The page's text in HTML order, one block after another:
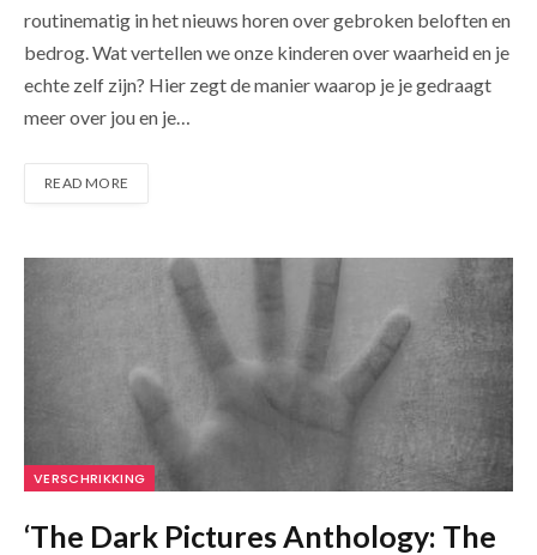
routinematig in het nieuws horen over gebroken beloften en
bedrog. Wat vertellen we onze kinderen over waarheid en je
echte zelf zijn? Hier zegt de manier waarop je je gedraagt ​​
meer over jou en je…
READ MORE
VERSCHRIKKING
‘The Dark Pictures Anthology: The